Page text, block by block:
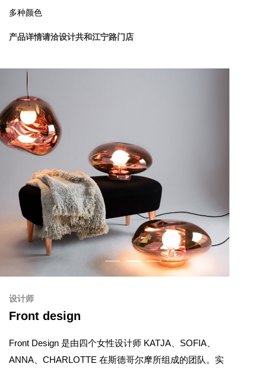
多种颜色
产品详情请洽设计共和江宁路门店
设计师
Front design
Front Design 是由四个女性设计师 KATJA、SOFIA、
ANNA、CHARLOTTE 在斯德哥尔摩所组成的团队。实